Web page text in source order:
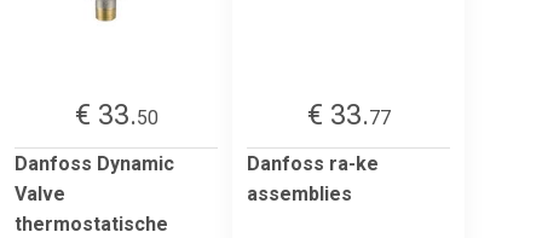
€ 33.50
Danfoss Dynamic
Valve
thermostatische
€ 33.77
Danfoss ra-ke
assemblies